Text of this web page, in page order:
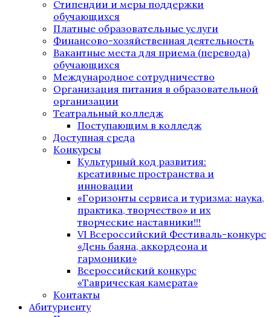
Стипендии и меры поддержки
обучающихся
Платные образовательные услуги
Финансово-хозяйственная деятельность
Вакантные места для приема (перевода)
обучающихся
Международное сотрудничество
Организация питания в образовательной
организации
Театральный колледж
Поступающим в колледж
Доступная среда
Конкурсы
Культурный код развития:
креативные пространства и
инновации
«Горизонты сервиса и туризма: наука,
практика, творчество» и их
творческие наставники!!!
VI Всероссийский Фестиваль-конкурс
«День баяна, аккордеона и
гармоники»
Всероссийский конкурс
«Таврическая камерата»
Контакты
Абитуриенту